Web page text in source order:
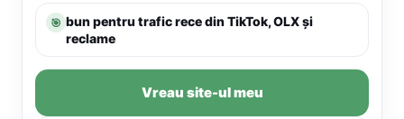
🎯 bun pentru trafic rece din TikTok, OLX și
reclame
Vreau site-ul meu